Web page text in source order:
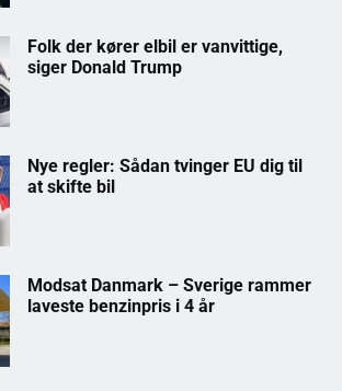
Folk der kører elbil er vanvittige,
siger Donald Trump
Nye regler: Sådan tvinger EU dig til
at skifte bil
Modsat Danmark – Sverige rammer
laveste benzinpris i 4 år